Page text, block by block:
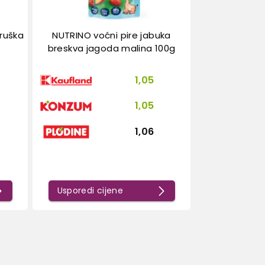
NUTRINO voćni pire jabuka
breskva jagoda malina 100g
1,05
1,05
1,06
Usporedi cijene